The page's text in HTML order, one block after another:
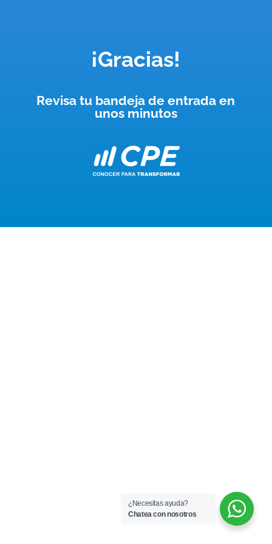
¡Gracias!
Revisa tu bandeja de entrada en
unos minutos
¿Necesitas ayuda?
Chatea con nosotros